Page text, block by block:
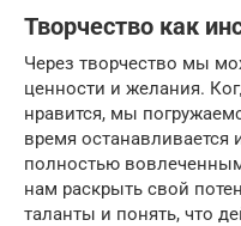
Творчество как
Через творчество мы
ценности и желания.
нравится, мы
время останавливается
полностью
нам раскрыть свой
таланты и понять, что